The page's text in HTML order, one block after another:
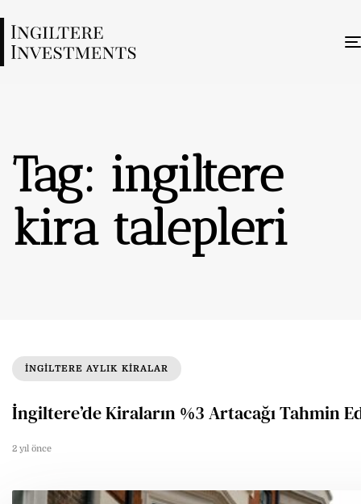
Tag: ingiltere
kira talepleri
INGILTERE AYLIK KIRALAR
İngiltere’de Kiraların %3 Artacağı Tahmin
2 yıl önce